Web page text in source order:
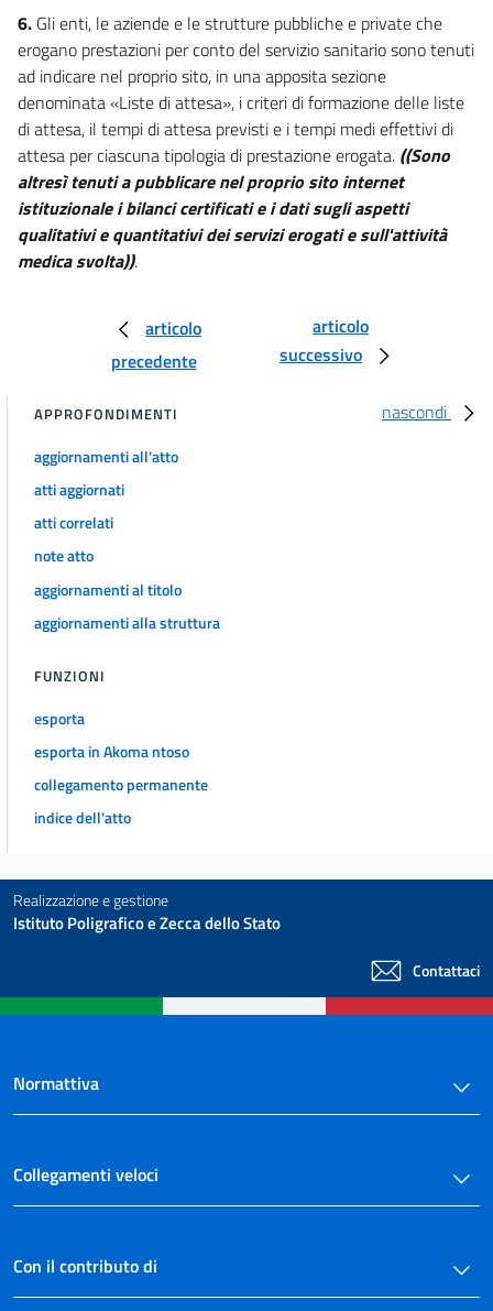
Obblighi di pubblicazione concernenti l'uso delle risorse pubbliche
29
30
31
Capo IV
Obblighi di pubblicazione concernenti le prestazioni offerte e i
servizi erogati
32
36
37
42
Vigilanza sull'attuazione delle disposizioni e sanzioni
43
44
46
47
Disposizioni finali e transitorie
48
50
51
53
6. Gli enti, le aziende e le strutture pubbliche e private che
erogano prestazioni per conto del servizio sanitario sono tenuti
ad indicare nel proprio sito, in una apposita sezione
denominata «Liste di attesa», i criteri di formazione delle liste
di attesa, il tempi di attesa previsti e i tempi medi effettivi di
attesa per ciascuna tipologia di prestazione erogata. ((Sono
altresì tenuti a pubblicare nel proprio sito internet
istituzionale i bilanci certificati e i dati sugli aspetti
qualitativi e quantitativi dei servizi erogati e sull'attività
medica svolta)).
articolo
precedente
articolo
successivo
nascondi
APPROFONDIMENTI
aggiornamenti all'atto
atti aggiornati
atti correlati
note atto
aggiornamenti al titolo
aggiornamenti alla struttura
FUNZIONI
esporta
esporta in Akoma ntoso
collegamento permanente
indice dell'atto
Realizzazione e gestione
Istituto Poligrafico e Zecca dello Stato
Contattaci
Normattiva
Collegamenti veloci
Con il contributo di